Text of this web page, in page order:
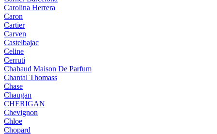
Carolina Herrera
Caron
Cartier
Carven
Castelbajac
Celine
Cerruti
Chabaud Maison De Parfum
Chantal Thomass
Chase
Chaugan
CHERIGAN
Chevignon
Chloe
Chopard